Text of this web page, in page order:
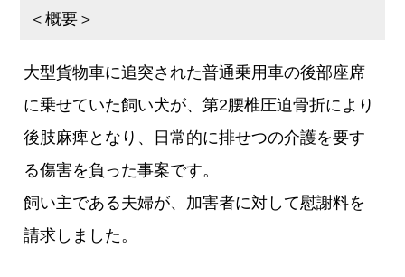
＜概要＞
大型貨物車に追突された普通乗用車の後部座席
に乗せていた飼い犬が、第2腰椎圧迫骨折により
後肢麻痺となり、日常的に排せつの介護を要す
る傷害を負った事案です。
飼い主である夫婦が、加害者に対して慰謝料を
請求しました。